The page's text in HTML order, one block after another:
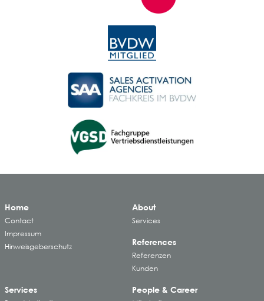
Home
Contact
Impressum
Hinweisgeberschutz
About
Services
References
Referenzen
Kunden
Services People & Career